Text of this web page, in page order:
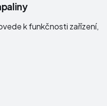
k funkčnosti zařízení,